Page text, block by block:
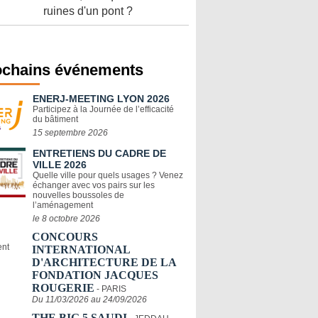
ruines d'un pont ?
événements
ENERJ-MEETING LYON 2026
Participez à la Journée de l’efficacité
du bâtiment
15 septembre 2026
ENTRETIENS DU CADRE DE
VILLE 2026
Quelle ville pour quels usages ? Venez
échanger avec vos pairs sur les
nouvelles boussoles de
l’aménagement
le 8 octobre 2026
CONCOURS
INTERNATIONAL
D'ARCHITECTURE DE LA
FONDATION JACQUES
ROUGERIE - PARIS
Du 11/03/2026 au 24/09/2026